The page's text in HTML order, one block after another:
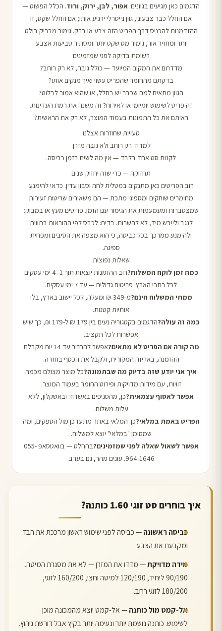
הדגמים כאן מגיעים בגוונים: אפור, לבן, ירוק, ורוד. הכלל הפשוט —
אם החלל כבר צבעוני, גוון נייטרלי ירגיע אותו; אם החלל שקט, זו
ההזדמנות להכניס דרך הפריט הזה צבע או ברק. גימור מבריק בולט
יותר ומחזיר אור, גימור מט שקט יותר ומסתיר טביעות אצבע.
רשימת בדיקה לפני שמזמינים
מדדתם את המקום המיועד — כולל גובה, לא רק רוחב?
בדקתם מהחומר שהפריט עשוי ואיך מנקים אותו?
הגוון מתאים למה שכבר יש בחלל, או שהוא אמור לבלוט?
זה פריט לשימוש יומיומי או לאירוח? זה משנה את רמת העדינות.
ראיתם את כל התמונות בעמוד המוצר, לא רק את הראשית?
טעויות שחוזרות אצלנו
למדוד רק רוחב ולא גובה מזרן.
לקנות סט אחד בלבד — אין מה לשים בזמן כביסה.
תחזוקה — כדי שזה יחזיק שנים
רוב הפריטים כאן מתנקים במטלית לחה וסבון עדין. כדאי להימנע
מחומרים שוחקים ומספוגי מתכת — הם משאירים שריטות זעירות
שמצטברות ומעמעמות את הגימור עם הזמן. פריטים מעץ או במבוק:
לנגב ולייבש מיד, לא להשרות. בדים: לכבס לפי ההוראות בתווית
ולהימנע ממרכך בכל כביסה, כי הוא מצפה את הסיבים ומפחית
ספיגה.
שאלות נפוצות
כמה זמן לוקח המשלוח?
רוב ההזמנות יוצאות תוך 1–4 ימי עסקים
לכל רחבי הארץ. פריטים גדולים — עד 7 ימי עסקים.
ממתי המשלוח חינם?
מ-349 ₪ ומעלה, לכל יישוב בארץ, בלי
אותיות קטנות.
כמה זה עולה?
הדגמים בקטגוריה נעים בין 179 ₪ ל-179 ₪, כך שיש
אפשרות לכל תקציב.
מה קורה אם הפריט לא מתאים?
אפשר להחזיר עד 14 יום מקבלת
ההזמנה, באריזה המקורית, ולקבל את הכסף בחזרה.
איך אני יודע שזה בדיוק מה שבתמונה?כל מוצר מצולם מכמה
זוויות, עם מידות מדויקות ופירוט החומר בעמוד המוצר.
אפשר לאסוף עצמאית?כן, מהסניפים באשדוד ובאשקלון, ללא
עלות משלוח.
הפריט באמת במלאי?כן. המלאי באתר מתעדכן מול הספקים, ומה
שמסומן "במלאי" יוצא למשלוח.
אפשר לשאול שאלה לפני שמזמינים?
בהחלט — בוואטסאפ 055-
964-1646. עונים מהר, גם בערב.
איך בוחרים סט זוגי 1.60 כותנה?
כביסה ראשונה — כביסה לפני שימוש ראשון מרככת את הבד
ומקבעת את הצבע.
מידה מדויקת— מדדו את המזרן — לא את מסגרת המיטה.
90/190 ליחיד, 120/190 למיטה וחצי, 160/200 לזוגי,
180/200 לזוגי רחב.
אל-קמט מול כותנה — אל-קמט יוצא מהמכונה מוכן
לשימוש. כותנה נושמת יותר ונעימה יותר בקיץ אבל דורשת גיהוץ.